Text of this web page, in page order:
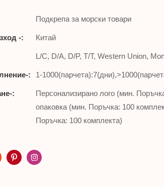
Подкрепа за морски товари
-: Китай
L/C, D/A, D/P, T/T, Western Union,
: 1-
:
Персонализирано лого (мин.
опаковка (мин. Поръчка: 100
Поръчка: 100 комплекта)